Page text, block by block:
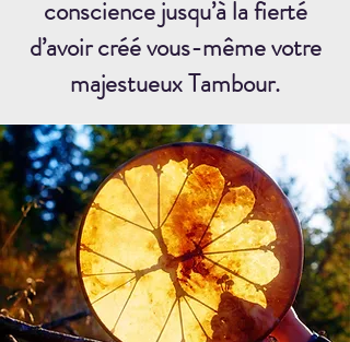
conscience jusqu’à la fierté
d’avoir créé vous-même votre
majestueux Tambour.